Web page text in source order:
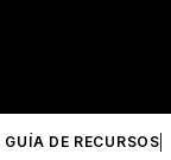
GUÍA DE RECURSOS